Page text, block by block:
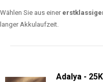
Wählen Sie aus einer
langer Akkulaufzeit.
Adalya -